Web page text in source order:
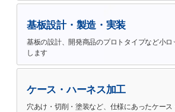
基板設計・製造・実装
基板の設計、開発商品のプロトタイプなど小ロ
します
ケース・ハーネス加工
穴あけ・切削・塗装など、仕様にあったケース